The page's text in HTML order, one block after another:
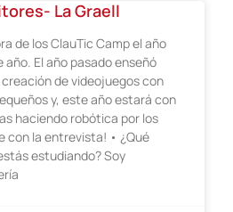
La Graell
de los ClauTic Camp el año
El año pasado enseñó
de videojuegos con
y, este año estará con
haciendo robótica por los
con la entrevista! • ¿Qué
estudiando? Soy